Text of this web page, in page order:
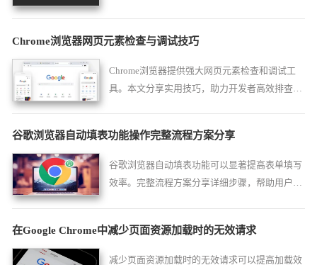
Chrome浏览器网页元素检查与调试技巧
Chrome浏览器提供强大网页元素检查和调试工
具。本文分享实用技巧，助力开发者高效排查网
谷歌浏览器自动填表功能操作完整流程方案分享
谷歌浏览器自动填表功能可以显著提高表单填写
效率。完整流程方案分享详细步骤，帮助用户快
在Google Chrome中减少页面资源加载时的无效请求
减少页面资源加载时的无效请求可以提高加载效